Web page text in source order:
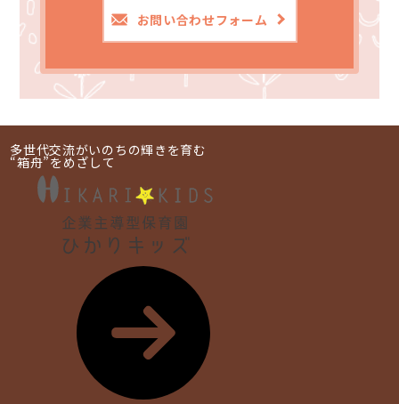
お問い合わせフォーム
多世代交流がいのちの輝きを育む
“箱舟”をめざして